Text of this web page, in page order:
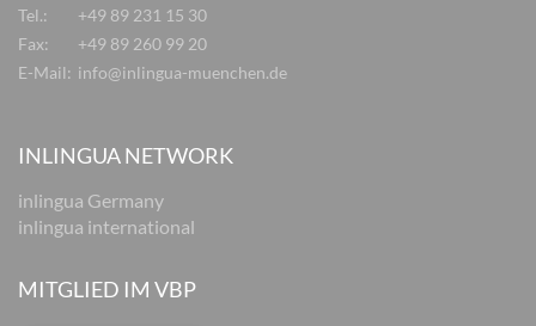
Tel.:
+49 89 231 15 30
Fax:
+49 89 260 99 20
E-Mail: info@inlingua-muenchen.de
INLINGUA NETWORK
inlingua Germany
inlingua international
MITGLIED IM VBP